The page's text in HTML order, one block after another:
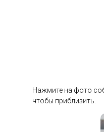
Нажмите на фото
чтобы приблизить.